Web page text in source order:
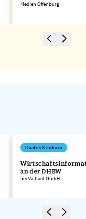
Medien Offenburg
Duales Studium
an der DHBW
bei Vaillant GmbH